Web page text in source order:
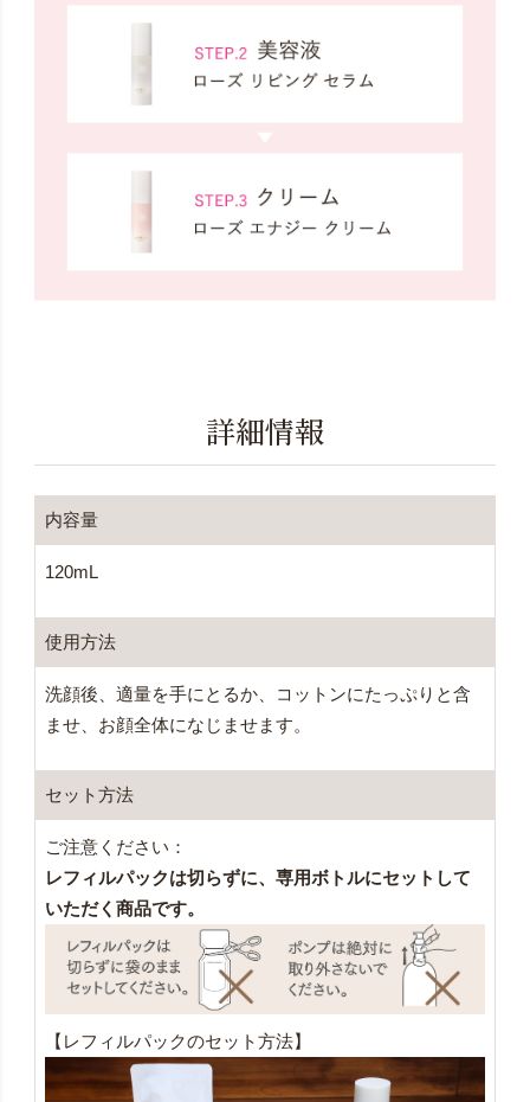
詳細情報
内容量
120mL
使用方法
洗顔後、適量を手にとるか、コットンにたっぷりと含
ませ、お顔全体になじませます。
セット方法
ご注意ください：
レフィルパックは切らずに、専用ボトルにセットして
いただく商品です。
【レフィルパックのセット方法】